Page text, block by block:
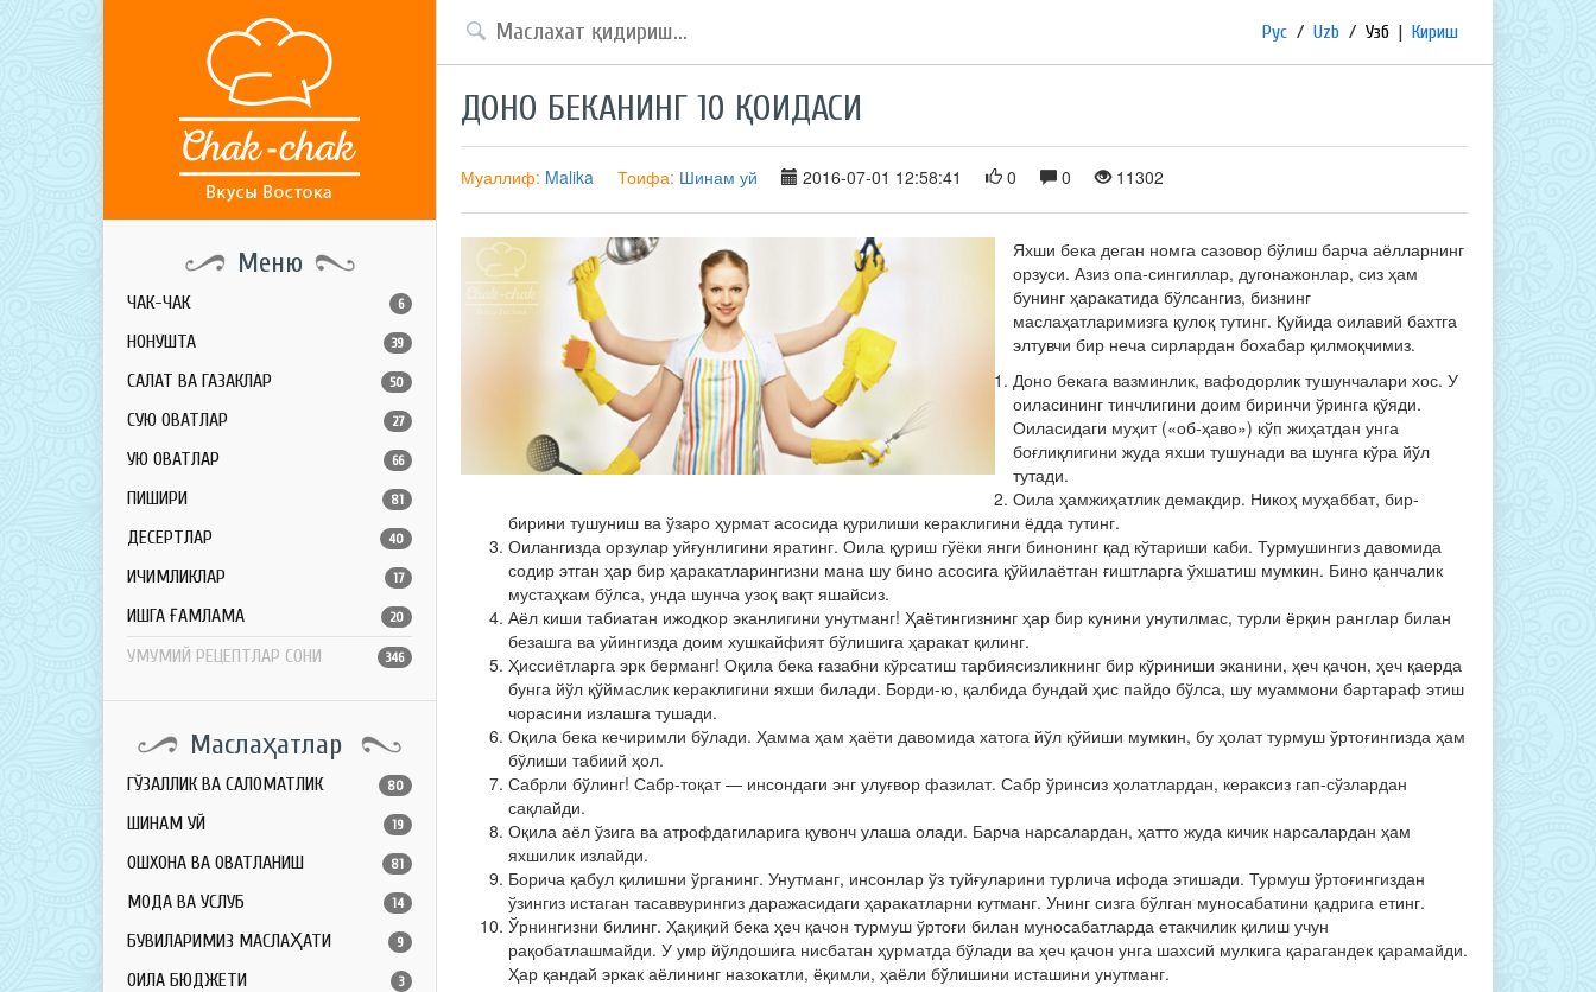
Меню
ЧАК-ЧАК 6
НОНУШТА 39
САЛАТ ВА ГАЗАКЛАР 50
СУЮҚ ОВҚАТЛАР 27
ҚУЮҚ ОВҚАТЛАР 66
ПИШИРИҚ 81
ДЕСЕРТЛАР 40
ИЧИМЛИКЛАР 17
ҚИШГА ҒАМЛАМА 20
УМУМИЙ РЕЦЕПТЛАР СОНИ 346
Маслаҳатлар
ГЎЗАЛЛИК ВА САЛОМАТЛИК 80
ШИНАМ УЙ 19
ОШХОНА ВА ОВҚАТЛАНИШ 81
МОДА ВА УСЛУБ 14
БУВИЛАРИМИЗ МАСЛАҲАТИ 9
ОИЛА БЮДЖЕТИ 3
Рус / Uzb / Узб | Кириш
ДОНО БЕКАНИНГ 10 ҚОИДАСИ
Муаллиф: Malika Тоифа: Шинам уй 2016-07-01 12:58:41 0 0 11302
Яхши бека деган номга сазовор бўлиш барча аёлларнинг
орзуси. Азиз опа-сингиллар, дугонажонлар, сиз ҳам
бунинг ҳа­ракатида бўлсангиз, бизнинг
маслаҳатларимизга қулоқ тутинг. Қуйида оилавий бахтга
элтувчи бир неча сирлардан бохабар қилмоқчимиз.
Доно бекага вазминлик, вафодорлик тушунчалари хос. У
оиласининг тинчлигини доим биринчи ўринга қўяди.
Оиласидаги муҳит («об-ҳаво») кўп жиҳатдан ун­га
боғлиқлигини жуда яхши тушунади ва шунга кўра йўл
тутади.
Оила ҳамжиҳатлик демакдир. Никоҳ муҳаббат, бир-
бирини тушуниш ва ўзаро ҳурмат асосида қурилиши кераклигини ёдда тутинг.
Оилангизда орзулар уйғунлигини яратинг. Оила қуриш гўёки янги бинонинг қад кўтариши ка­би. Турмушингиз давомида
содир этган ҳар бир ҳаракатларингизни мана шу бино асосига қўйилаётган ғиштларга ўхшатиш мумкин. Бино қанчалик
мустаҳкам бўл­са, унда шунча узоқ вақт яшайсиз.
Аёл киши табиатан ижодкор эканлигини унутманг! Ҳаётингизнинг ҳар бир кунини унутилмас, турли ёрқин ранг­лар билан
безашга ва уйингизда доим хушкайфият бўлишига ҳа­ракат қилинг.
Ҳиссиётларга эрк берманг! Оқила бека ға­забни кўрсатиш тарбиясизликнинг бир кўриниши эканини, ҳеч қа­­­чон, ҳеч қаерда
бунга йўл қўймаслик кераклигини яхши билади. Борди-ю, қалбида бундай ҳис пайдо бўлса, шу муаммони бартараф этиш
чорасини излашга тушади.
Оқила бека кечиримли бўлади. Ҳамма ҳам ҳаёти давомида хатога йўл қў­йиши мумкин, бу ҳолат турмуш ўртоғингизда ҳам
бўлиши табиий ҳол.
Сабрли бўлинг! Сабр-тоқат — инсондаги энг улуғвор фазилат. Сабр ўринсиз ҳолатлардан, кераксиз гап-сўзлардан
сақлайди.
Оқила аёл ўзига ва атрофдагиларига қувонч улаша олади. Барча нарсалардан, ҳатто жу­­­­­­да кичик нарсалардан ҳам
яхшилик излайди.
Борича қабул қилишни ўрганинг. Унутманг, инсонлар ўз туйғуларини турлича ифода этишади. Турмуш ўртоғингиздан
ўзингиз истаган тасаввурингиз даражасидаги ҳаракатларни кутманг. Унинг сизга бўл­ган муносабатини қадрига етинг.
Ўрнингизни билинг. Ҳақиқий бека ҳеч қачон турмуш ўртоғи билан муносабатларда етакчилик қилиш учун
рақобатлашмайди. У умр йўлдошига нисбатан ҳурматда бўлади ва ҳеч қачон унга шахсий мулкига қарагандек қа­рамайди.
Ҳар қандай эркак аёлининг назокатли, ёқим­ли, ҳа­ёли бўлишини исташини унутманг.